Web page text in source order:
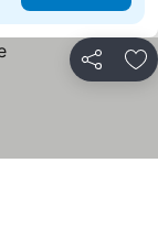
分享 加